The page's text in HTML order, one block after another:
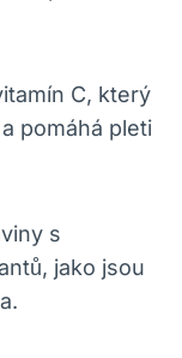
C, který
pomáhá pleti
s
jako jsou